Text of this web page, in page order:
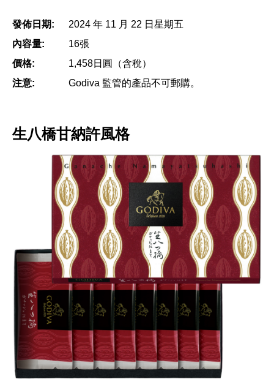
發佈日期:
2024 年 11 月 22 日星期五
內容量:
16張
價格:
1,458日圓（含稅）
注意:
Godiva 監管的產品不可郵購。
生八橋甘納許風格